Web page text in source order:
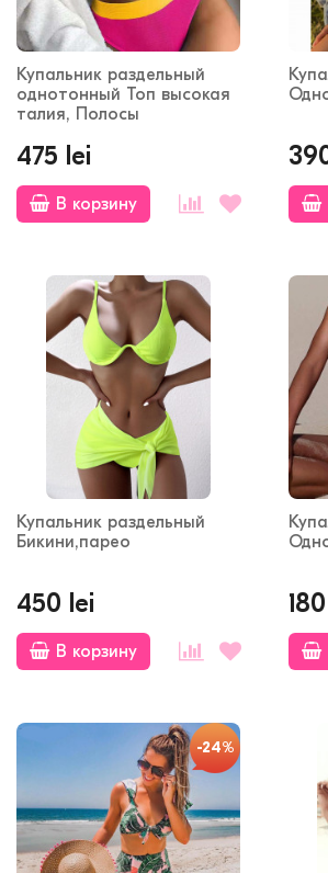
Купальник раздельный
однотонный Топ высокая
талия, Полосы
475 lei
В корзину
Купальник раздельный
Бикини,парео
450 lei
В корзину
-24%